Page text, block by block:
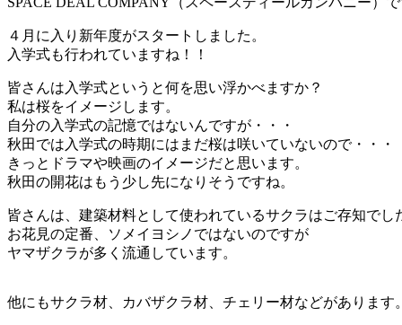
４月に入り新年度がスタートしました。
入学式も行われていますね！！
皆さんは入学式というと何を思い浮かべますか？
私は桜をイメージします。
自分の入学式の記憶ではないんですが・・・
秋田では入学式の時期にはまだ桜は咲いていないので・・・
きっとドラマや映画のイメージだと思います。
秋田の開花はもう少し先になりそうですね。
皆さんは、建築材料として使われているサクラはご存知でし
お花見の定番、ソメイヨシノではないのですが
ヤマザクラが多く流通しています。
他にもサクラ材、カバザクラ材、チェリー材などがあります。